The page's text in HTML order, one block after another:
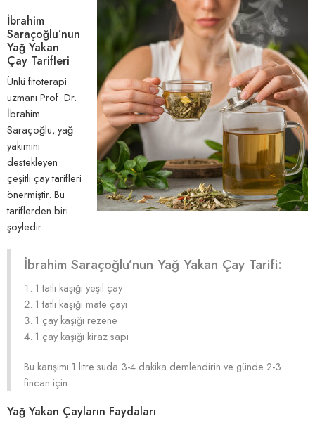
İbrahim
Saraçoğlu’nun
Yağ Yakan
Çay Tarifleri
Ünlü fitoterapi
uzmanı Prof. Dr.
İbrahim
Saraçoğlu, yağ
yakımını
destekleyen
çeşitli çay tarifleri
önermiştir. Bu
tariflerden biri
şöyledir:
İbrahim Saraçoğlu’nun Yağ Yakan Çay Tarifi:
1 tatlı kaşığı yeşil çay
1 tatlı kaşığı mate çayı
1 çay kaşığı rezene
1 çay kaşığı kiraz sapı
Bu karışımı 1 litre suda 3-4 dakika demlendirin ve günde 2-3
fincan için.
Yağ Yakan Çayların Faydaları